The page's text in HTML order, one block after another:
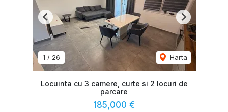
1 / 26 Harta
Previous Next
Locuinta cu 3 camere, curte si 2 locuri de
parcare
185,000 €